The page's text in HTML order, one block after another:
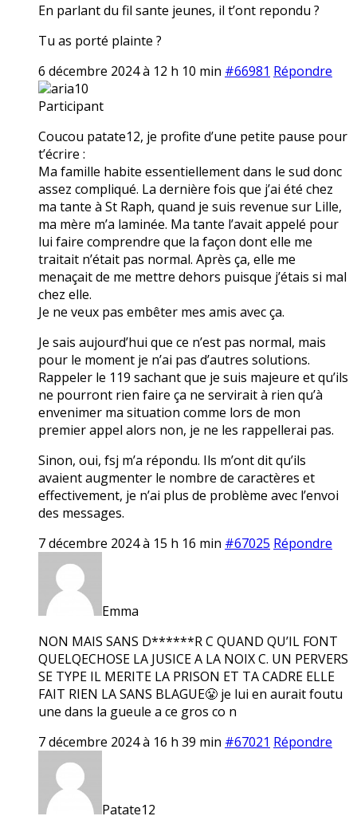
En parlant du fil sante jeunes, il t’ont repondu ?
Tu as porté plainte ?
6 décembre 2024 à 12 h 10 min #66981 Répondre
aria10
Participant
Coucou patate12, je profite d’une petite pause pour
t’écrire :
Ma famille habite essentiellement dans le sud donc
assez compliqué. La dernière fois que j’ai été chez
ma tante à St Raph, quand je suis revenue sur Lille,
ma mère m’a laminée. Ma tante l’avait appelé pour
lui faire comprendre que la façon dont elle me
traitait n’était pas normal. Après ça, elle me
menaçait de me mettre dehors puisque j’étais si mal
chez elle.
Je ne veux pas embêter mes amis avec ça.
Je sais aujourd’hui que ce n’est pas normal, mais
pour le moment je n’ai pas d’autres solutions.
Rappeler le 119 sachant que je suis majeure et qu’ils
ne pourront rien faire ça ne servirait à rien qu’à
envenimer ma situation comme lors de mon
premier appel alors non, je ne les rappellerai pas.
Sinon, oui, fsj m’a répondu. Ils m’ont dit qu’ils
avaient augmenter le nombre de caractères et
effectivement, je n’ai plus de problème avec l’envoi
des messages.
7 décembre 2024 à 15 h 16 min #67025 Répondre
Emma
NON MAIS SANS D******R C QUAND QU’IL FONT
QUELQECHOSE LA JUSICE A LA NOIX C. UN PERVERS
SE TYPE IL MERITE LA PRISON ET TA CADRE ELLE
FAIT RIEN LA SANS BLAGUE😤 je lui en aurait foutu
une dans la gueule a ce gros co n
7 décembre 2024 à 16 h 39 min #67021 Répondre
Patate12